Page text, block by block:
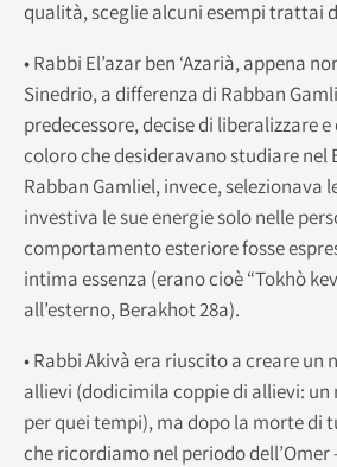
qualità, sceglie alcuni esempi trattai
• Rabbi El’azar ben ‘Azarià, appena
Sinedrio, a differenza di Rabban
predecessore, decise di liberalizzare
coloro che desideravano studiare nel
Rabban Gamliel, invece, selezionava
investiva le sue energie solo nelle
comportamento esteriore fosse
intima essenza (erano cioè “Tokhò
all’esterno, Berakhot 28a).
• Rabbi Akivà era riuscito a creare un
allievi (dodicimila coppie di allievi:
per quei tempi), ma dopo la morte di
che ricordiamo nel periodo dell’Omer